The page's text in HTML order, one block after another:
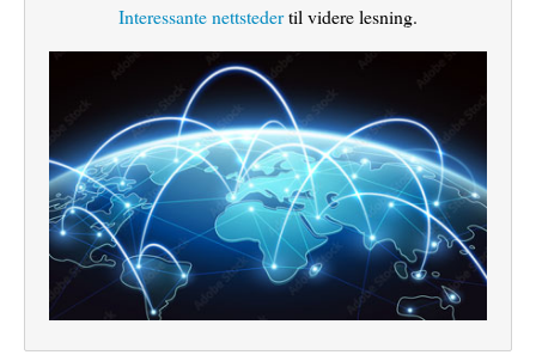
Interessante nettstedertil videre lesning.